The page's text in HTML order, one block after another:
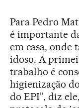
Para Pedro
é importante
em casa, onde
idoso. A
trabalho é
higienização
do EPI”, diz